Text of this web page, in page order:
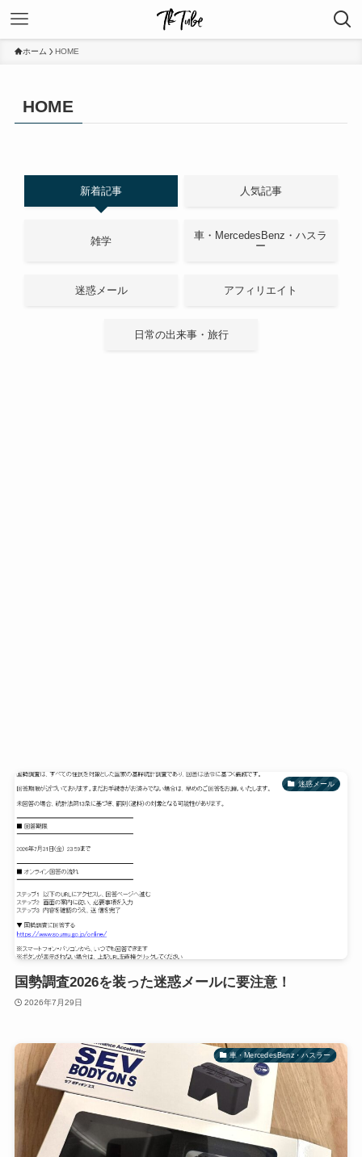
ホーム HOME
HOME
新着記事 人気記事
雑学
車・MercedesBenz・ハスラ
ー
迷惑メール アフィリエイト
日常の出来事・旅行
迷惑メール
国勢調査2026を装った迷惑メールに要注意！
2026年7月29日
車・MercedesBenz・ハスラー